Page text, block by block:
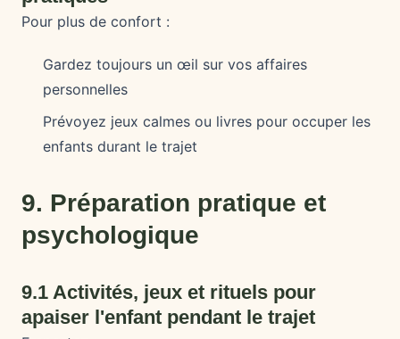
Pour plus de confort :
Gardez toujours un œil sur vos affaires
personnelles
Prévoyez jeux calmes ou livres pour occuper les
enfants durant le trajet
9. Préparation pratique et
psychologique
9.1 Activités, jeux et rituels pour
apaiser l'enfant pendant le trajet